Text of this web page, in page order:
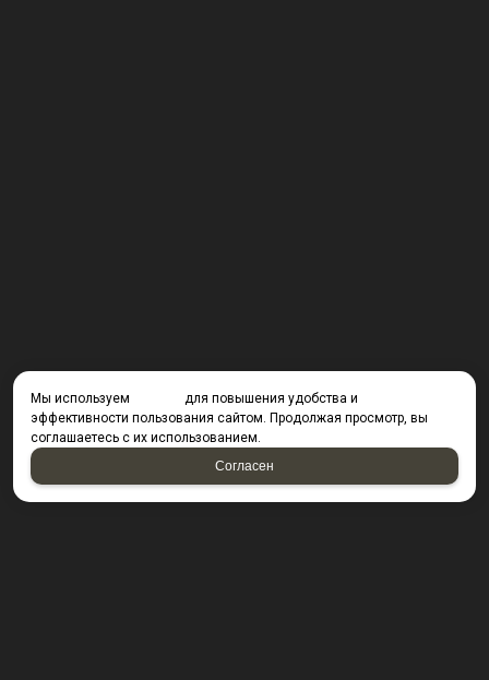
Мы используем
для повышения удобства и
эффективности пользования сайтом. Продолжая просмотр, вы
соглашаетесь с их использованием.
Согласен